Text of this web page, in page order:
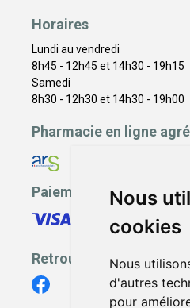
Nous
cookies
Nous
d'autres
pour
Horaires
Lundi au vendredi
8h45 - 12h45 et 14h30 - 19h15
Samedi
8h30 - 12h30 et 14h30 - 19h00
Pharmacie en ligne
Paiement sécurisé
Retrouvez-nous